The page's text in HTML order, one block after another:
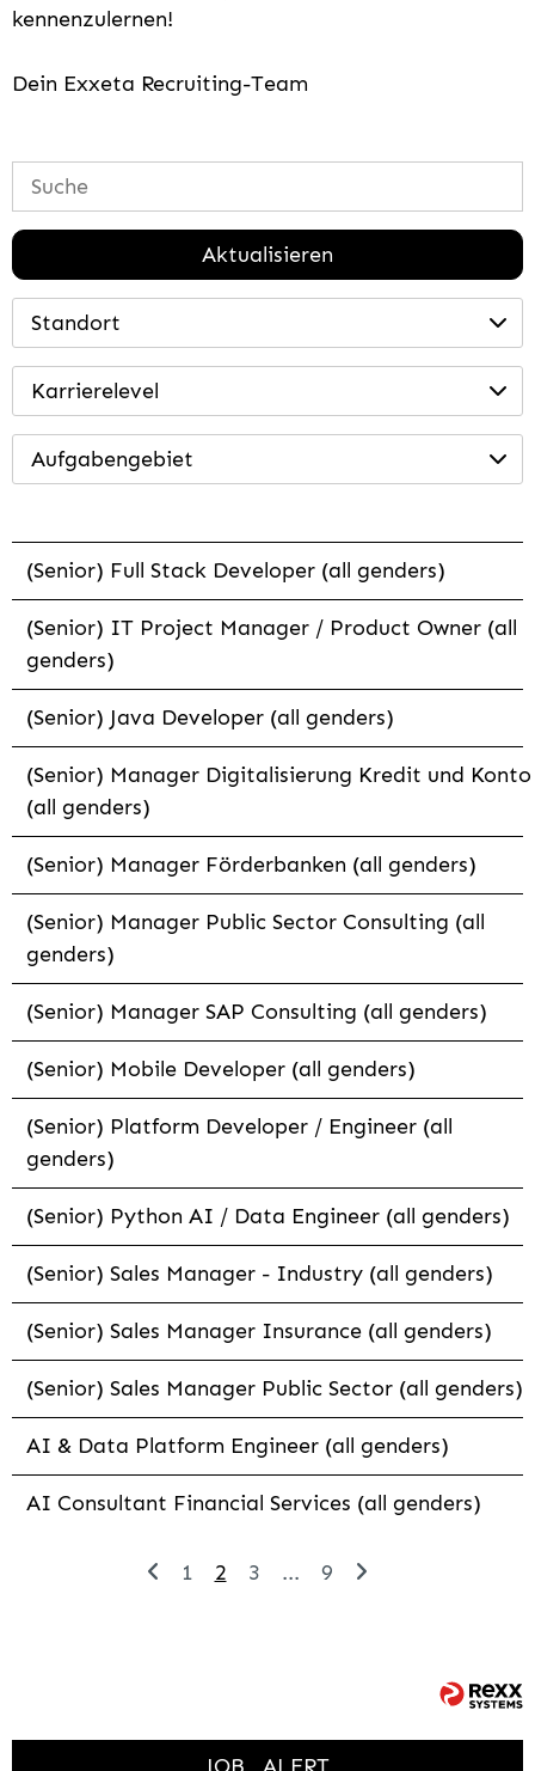
kennenzulernen!
Dein Exxeta Recruiting-Team
Aktualisieren
Standort
Karrierelevel
Aufgabengebiet
(Senior) Full Stack Developer (all genders)
(Senior) IT Project Manager / Product Owner (all
genders)
(Senior) Java Developer (all genders)
(Senior) Manager Digitalisierung Kredit und Konto
(all genders)
(Senior) Manager Förderbanken (all genders)
(Senior) Manager Public Sector Consulting (all
genders)
(Senior) Manager SAP Consulting (all genders)
(Senior) Mobile Developer (all genders)
(Senior) Platform Developer / Engineer (all
genders)
(Senior) Python AI / Data Engineer (all genders)
(Senior) Sales Manager - Industry (all genders)
(Senior) Sales Manager Insurance (all genders)
(Senior) Sales Manager Public Sector (all genders)
AI & Data Platform Engineer (all genders)
AI Consultant Financial Services (all genders)
1 2 3 ... 9